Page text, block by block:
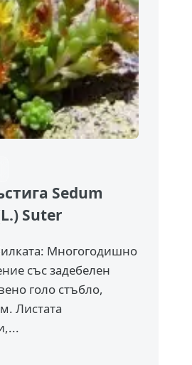
Sedum
Suter
Многогодишно
със задебелен
го­ло стъбло,
Листата